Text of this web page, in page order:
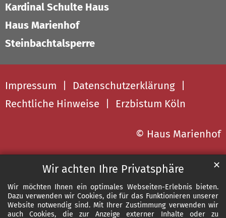
Wir achten Ihre Privatsphäre
Wir möchten Ihnen ein optimales Webseiten-Erlebnis bieten.
Dazu verwenden wir Cookies, die für das Funktionieren unserer
Website notwendig sind. Mit Ihrer Zustimmung verwenden wir
auch Cookies, die zur Anzeige externer Inhalte oder zu
✕
Kardinal Schulte Haus
Haus Marienhof
Steinbachtalsperre
Impressum
Datenschutzerklärung
Rechtliche Hinweise
Erzbistum Köln
© Haus Marienhof